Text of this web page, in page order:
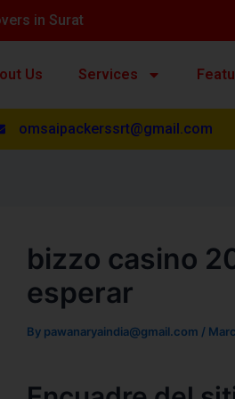
in Surat
Us Services
omsaipackerssrt@gmail.com
bizzo casino
esperar
By pawanaryaindia@gmail.com /